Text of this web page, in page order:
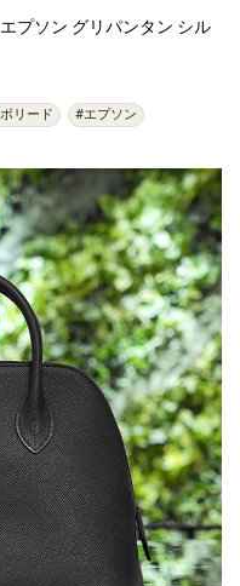
プソン グリパンタン シル
リード
#エプソン